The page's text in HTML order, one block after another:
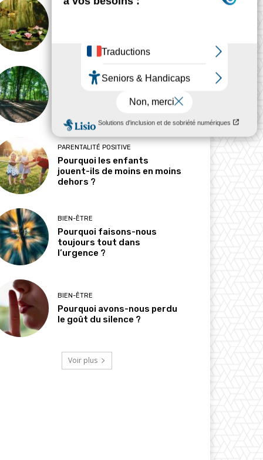
devenue une ressource
PARENTALITÉ POSITIVE
Pourquoi les enfants
jouent-ils de moins en moins
dehors ?
BIEN-ÊTRE
Pourquoi faisons-nous
toujours tout dans
l’urgence ?
BIEN-ÊTRE
Pourquoi avons-nous perdu
le goût du silence ?
Voir plus